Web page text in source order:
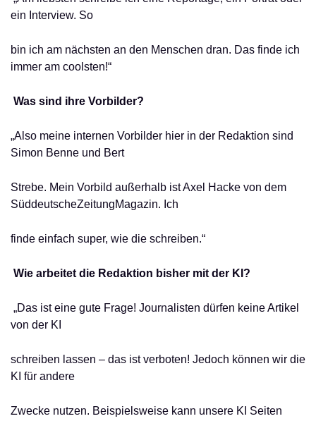
ein Interview. So
bin ich am nächsten an den Menschen dran. Das finde ich
immer am coolsten!“
Was sind ihre Vorbilder?
„Also meine internen Vorbilder hier in der Redaktion sind
Simon Benne und Bert
Strebe. Mein Vorbild außerhalb ist Axel Hacke von dem
SüddeutscheZeitungMagazin. Ich
finde einfach super, wie die schreiben.“
Wie arbeitet die Redaktion bisher mit der KI?
„Das ist eine gute Frage! Journalisten dürfen keine Artikel
von der KI
schreiben lassen – das ist verboten! Jedoch können wir die
KI für andere
Zwecke nutzen. Beispielsweise kann unsere KI Seiten